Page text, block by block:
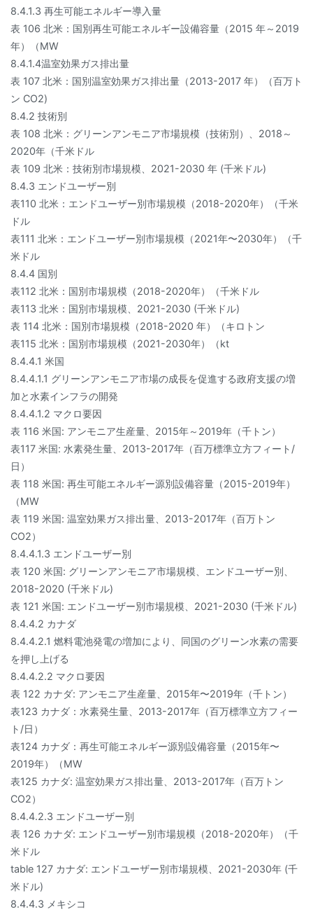
8.4.1.3 再生可能エネルギー導入量
表 106 北米：国別再生可能エネルギー設備容量（2015 年～2019
年）（MW
8.4.1.4温室効果ガス排出量
表 107 北米：国別温室効果ガス排出量（2013-2017 年）（百万ト
ン CO2)
8.4.2 技術別
表 108 北米：グリーンアンモニア市場規模（技術別）、2018～
2020年（千米ドル
表 109 北米：技術別市場規模、2021-2030 年 (千米ドル)
8.4.3 エンドユーザー別
表110 北米：エンドユーザー別市場規模（2018-2020年）（千米
ドル
表111 北米：エンドユーザー別市場規模（2021年〜2030年）（千
米ドル
8.4.4 国別
表112 北米：国別市場規模（2018-2020年）（千米ドル
表113 北米：国別市場規模、2021-2030 (千米ドル)
表 114 北米：国別市場規模（2018-2020 年）（キロトン
表115 北米：国別市場規模（2021-2030年）（kt
8.4.4.1 米国
8.4.4.1.1 グリーンアンモニア市場の成長を促進する政府支援の増
加と水素インフラの開発
8.4.4.1.2 マクロ要因
表 116 米国: アンモニア生産量、2015年～2019年（千トン）
表117 米国: 水素発生量、2013-2017年（百万標準立方フィート/
日）
表 118 米国: 再生可能エネルギー源別設備容量（2015-2019年）
（MW
表 119 米国: 温室効果ガス排出量、2013-2017年（百万トン
CO2）
8.4.4.1.3 エンドユーザー別
表 120 米国: グリーンアンモニア市場規模、エンドユーザー別、
2018-2020 (千米ドル)
表 121 米国: エンドユーザー別市場規模、2021-2030 (千米ドル)
8.4.4.2 カナダ
8.4.4.2.1 燃料電池発電の増加により、同国のグリーン水素の需要
を押し上げる
8.4.4.2.2 マクロ要因
表 122 カナダ: アンモニア生産量、2015年〜2019年（千トン）
表123 カナダ：水素発生量、2013-2017年（百万標準立方フィー
ト/日）
表124 カナダ：再生可能エネルギー源別設備容量（2015年〜
2019年）（MW
表125 カナダ: 温室効果ガス排出量、2013-2017年（百万トン
CO2）
8.4.4.2.3 エンドユーザー別
表 126 カナダ: エンドユーザー別市場規模（2018-2020年）（千
米ドル
table 127 カナダ: エンドユーザー別市場規模、2021-2030年 (千
米ドル)
8.4.4.3 メキシコ